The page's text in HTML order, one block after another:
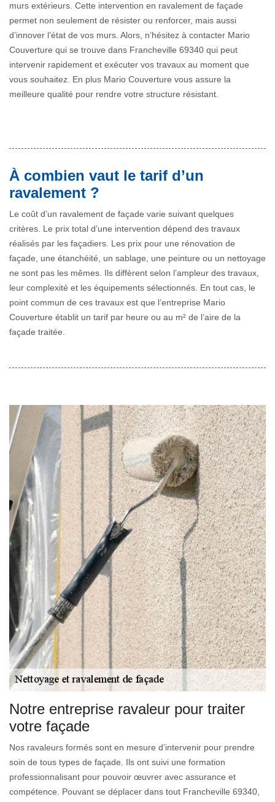
murs extérieurs. Cette intervention en ravalement de façade
permet non seulement de résister ou renforcer, mais aussi
d’innover l’état de vos murs. Alors, n’hésitez à contacter Mario
Couverture qui se trouve dans Francheville 69340 qui peut
intervenir rapidement et exécuter vos travaux au moment que
vous souhaitez. En plus Mario Couverture vous assure la
meilleure qualité pour rendre votre structure résistant.
À combien vaut le tarif d’un
ravalement ?
Le coût d’un ravalement de façade varie suivant quelques
critères. Le prix total d’une intervention dépend des travaux
réalisés par les façadiers. Les prix pour une rénovation de
façade, une étanchéité, un sablage, une peinture ou un nettoyage
ne sont pas les mêmes. Ils diffèrent selon l’ampleur des travaux,
leur complexité et les équipements sélectionnés. En tout cas, le
point commun de ces travaux est que l’entreprise Mario
Couverture établit un tarif par heure ou au m² de l’aire de la
façade traitée.
Notre entreprise ravaleur pour traiter
votre façade
Nos ravaleurs formés sont en mesure d’intervenir pour prendre
soin de tous types de façade. Ils ont suivi une formation
professionnalisant pour pouvoir œuvrer avec assurance et
compétence. Pouvant se déplacer dans tout Francheville 69340,